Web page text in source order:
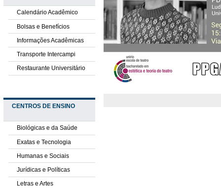
Calendário Acadêmico
Bolsas e Benefícios
Informações Acadêmicas
Transporte Intercampi
Restaurante Universitário
CENTROS DE ENSINO
Biológicas e da Saúde
Exatas e Tecnologia
Humanas e Sociais
Jurídicas e Políticas
Letras e Artes